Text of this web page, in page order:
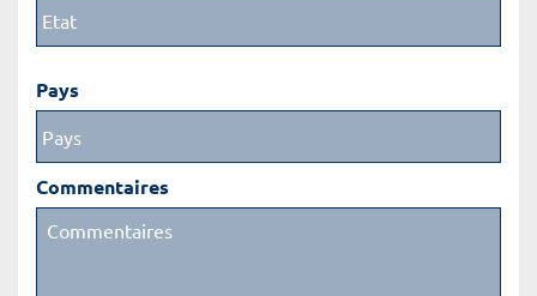
Pays
Commentaires